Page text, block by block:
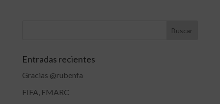
Entradas recientes
Gracias @rubenfa
FIFA, FMARC